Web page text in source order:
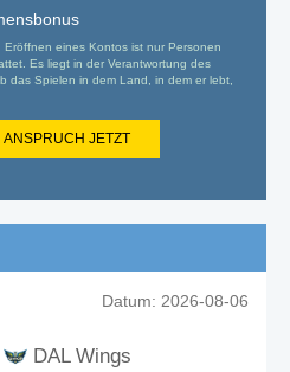
Eröffnen eines Kontos ist nur Personen
Es liegt in der Verantwortung des
das Spielen in dem Land, in dem er lebt,
ANSPRUCH JETZT
Datum: 2026-08-06
DAL Wings